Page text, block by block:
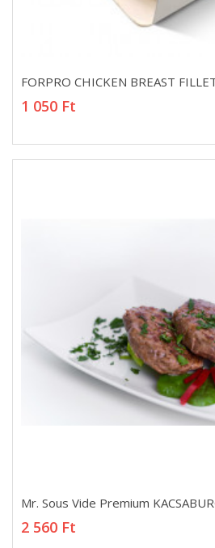
FORPRO CHICKEN BREAST
1 050 Ft
FORPRO CHICKEN BREAST
1 050 Ft
Mr. Sous Vide Premium
2 560 Ft
Mr. Sous Vide Premium
2 560 Ft